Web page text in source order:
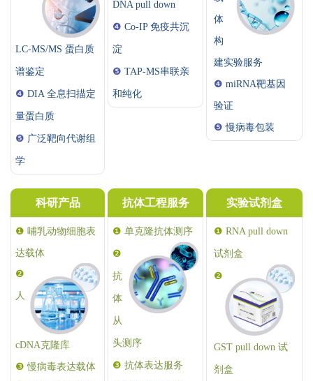
LC-MS/MS 蛋白质
谱鉴定
❹DIA 全息扫描定
量蛋白质
❺ 广泛靶向代谢组
学
DNA pull down
❹Co-IP 免疫共沉
淀
❺TAP-MS串联亲
和纯化
体
构
建实验服务
❹miRNA靶基因
验证
❺慢病毒包装
科研产品
❶哺乳动物细胞表
达载体
❷
人
cDNA克隆库
❸慢病毒表达载体
抗体工程服务
❶单克隆抗体测序
❷
抗
体
从
头测序
❸抗体表达服务
实验试剂盒
❶ RNA pull down
试剂盒
❷
GST pull down 试
剂盒